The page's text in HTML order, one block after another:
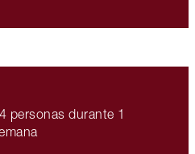
personas durante 1